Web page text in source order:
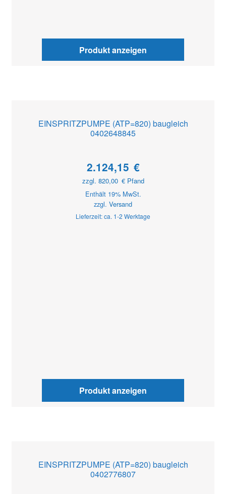
Produkt anzeigen
EINSPRITZPUMPE (ATP=820) baugleich
0402648845
2.124,15 €
zzgl. 820,00 €Pfand
Enthält 19% MwSt.
zzgl. Versand
Lieferzeit: ca. 1-2 Werktage
Produkt anzeigen
EINSPRITZPUMPE (ATP=820) baugleich
0402776807